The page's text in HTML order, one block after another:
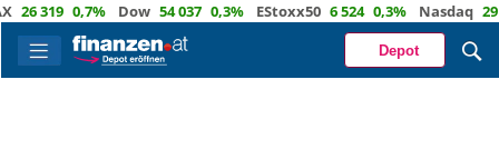
0,7% Dow 54 037 0,3% EStoxx50 6 524 0,3% Nasdaq 29 722
Depot